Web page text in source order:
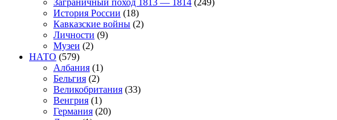
Заграничный поход 1813 — 1814 (249)
История России (18)
Кавказские войны (2)
Личности (9)
Музеи (2)
НАТО (579)
Албания (1)
Бельгия (2)
Великобритания (33)
Венгрия (1)
Германия (20)